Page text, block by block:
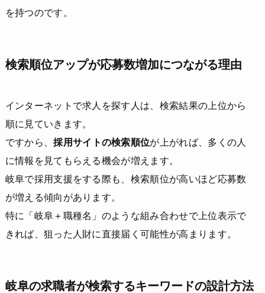
を持つのです。
検索順位アップが応募数増加につながる理由
インターネットで求人を探す人は、検索結果の上位から
順に見ていきます。
ですから、採用サイトの検索順位が上がれば、多くの人
に情報を見てもらえる機会が増えます。
岐阜で採用支援をする際も、検索順位が高いほど応募数
が増える傾向があります。
特に「岐阜＋職種名」のような組み合わせで上位表示で
きれば、狙った人財に直接届く可能性が高まります。
岐阜の求職者が検索するキーワードの設計方法